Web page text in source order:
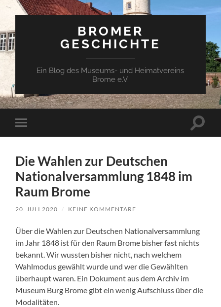
BROMER
GESCHICHTE
Ein Blog des Museums- und Heimatvereins
Brome e.V.
Mobile-
Menü
Die Wahlen zur Deutschen
Nationalversammlung 1848 im
Raum Brome
20. JULI 2020 / KEINE KOMMENTARE
Über die Wahlen zur Deutschen Nationalversammlung
im Jahr 1848 ist für den Raum Brome bisher fast nichts
bekannt. Wir wussten bisher nicht, nach welchem
Wahlmodus gewählt wurde und wer die Gewählten
überhaupt waren. Ein Dokument aus dem Archiv im
Museum Burg Brome gibt ein wenig Aufschluss über die
Modalitäten.